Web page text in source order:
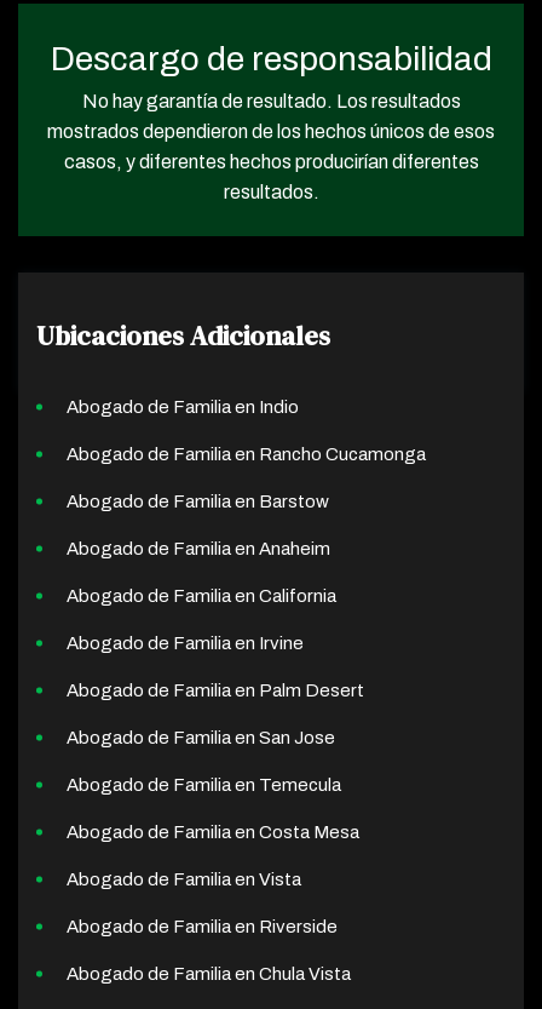
Descargo de responsabilidad
No hay garantía de resultado. Los resultados
mostrados dependieron de los hechos únicos de esos
casos, y diferentes hechos producirían diferentes
resultados.
Ubicaciones Adicionales
Abogado de Familia en Indio
Abogado de Familia en Rancho Cucamonga
Abogado de Familia en Barstow
Abogado de Familia en Anaheim
Abogado de Familia en California
Abogado de Familia en Irvine
Abogado de Familia en Palm Desert
Abogado de Familia en San Jose
Abogado de Familia en Temecula
Abogado de Familia en Costa Mesa
Abogado de Familia en Vista
Abogado de Familia en Riverside
Abogado de Familia en Chula Vista